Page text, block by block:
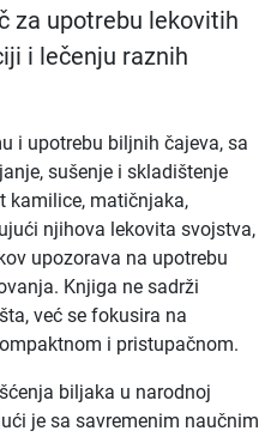
za upotrebu lekovitih
i lečenju raznih
i upotrebu biljnih čajeva, sa
sušenje i skladištenje
kamilice, matičnjaka,
njihova lekovita svojstva,
upozorava na upotrebu
Knjiga ne sadrži
već se fokusira na
i pristupačnom.
biljaka u narodnoj
je sa savremenim naučnim